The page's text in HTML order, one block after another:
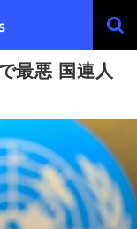
最悪 国連人